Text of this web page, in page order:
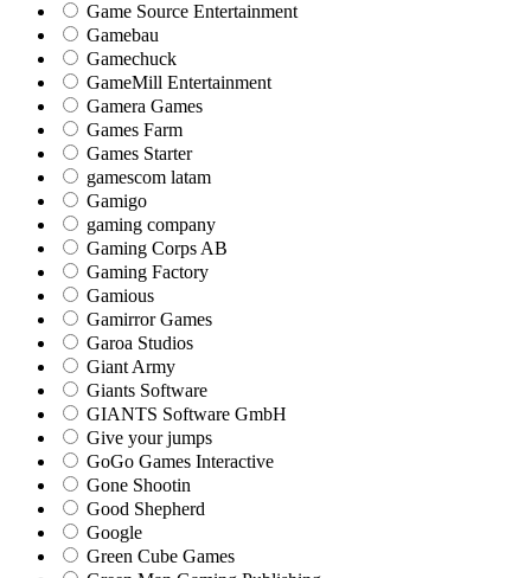
Game Source Entertainment
Gamebau
Gamechuck
GameMill Entertainment
Gamera Games
Games Farm
Games Starter
gamescom latam
Gamigo
gaming company
Gaming Corps AB
Gaming Factory
Gamious
Gamirror Games
Garoa Studios
Giant Army
Giants Software
GIANTS Software GmbH
Give your jumps
GoGo Games Interactive
Gone Shootin
Good Shepherd
Google
Green Cube Games